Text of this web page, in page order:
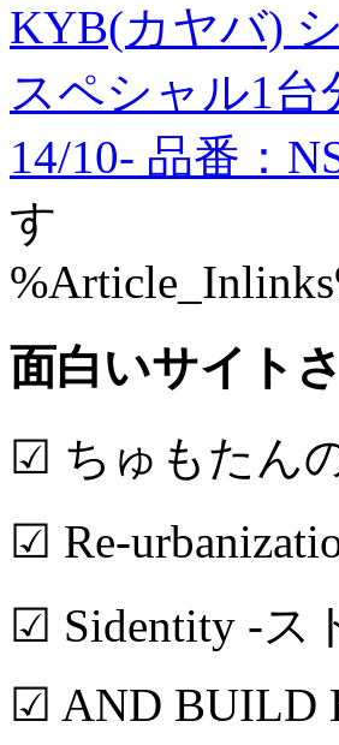
KYB(カヤバ)
スペシャル1
14/10- 品番：
す
面白いサイト
☑ ちゅもたん
☑ Re-
☑ Sidentity -ス
☑ AND BUILD